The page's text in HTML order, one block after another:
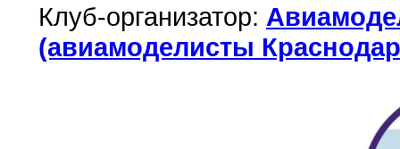
Клуб-организатор:
(авиамоделисты